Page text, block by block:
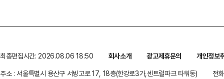
최종편집시간: 2026.08.06 18:50 회사소개 광고제휴문의
개인정보
주소 : 서울특별시 용산구 서빙고로 17, 18층(한강로3가,센트럴파크 타워동)
전